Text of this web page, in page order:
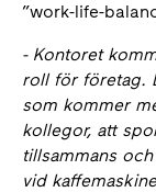
”work-life-
- Kontoret
roll för företag.
som kommer
kollegor, att
tillsammans
vid